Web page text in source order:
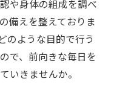
や身体の組成を調べ
備えを整えておりま
のような目的で行う
で、前向きな毎日を
いきませんか。